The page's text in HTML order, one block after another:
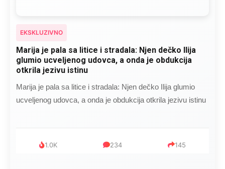
EKSKLUZIVNO
Marija je pala sa litice i stradala: Njen dečko Ilija
glumio ucveljenog udovca, a onda je obdukcija
otkrila jezivu istinu
Marija je pala sa litice i stradala: Njen dečko Ilija glumio
ucveljenog udovca, a onda je obdukcija otkrila jezivu istinu
1.0K 234 145